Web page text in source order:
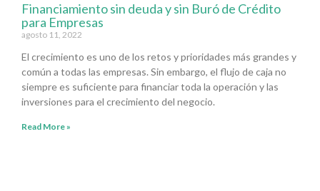
Financiamiento sin deuda y sin Buró de Crédito
para Empresas
agosto 11, 2022
El crecimiento es uno de los retos y prioridades más grandes y
común a todas las empresas. Sin embargo, el flujo de caja no
siempre es suficiente para financiar toda la operación y las
inversiones para el crecimiento del negocio.
Read More »